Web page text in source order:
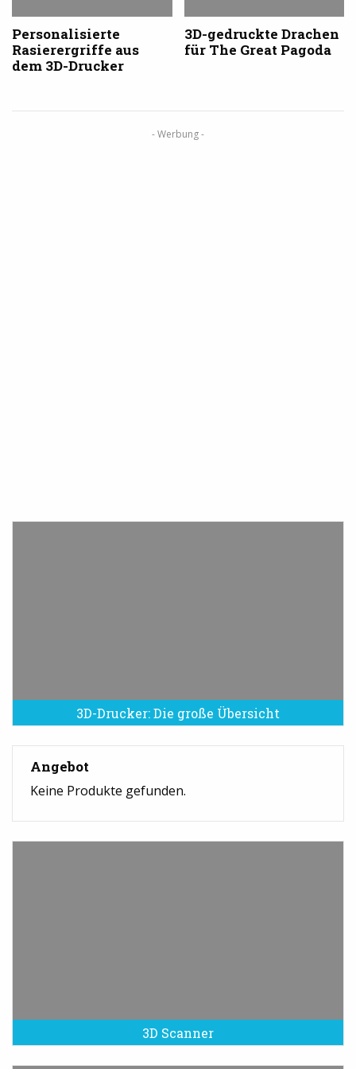
Personalisierte
Rasierergriffe aus
dem 3D-Drucker
3D-gedruckte Drachen
für The Great Pagoda
3D-Drucker: Die große Übersicht
Angebot
Keine Produkte gefunden.
3D Scanner